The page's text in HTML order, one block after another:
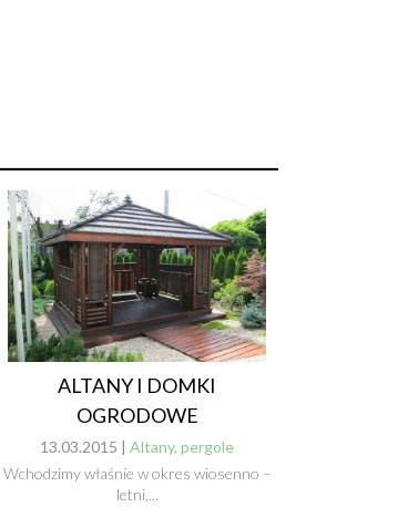
ALTANY I DOMKI
OGRODOWE
13.03.2015 | Altany, pergole
Wchodzimy właśnie w okres wiosenno –
letni,...